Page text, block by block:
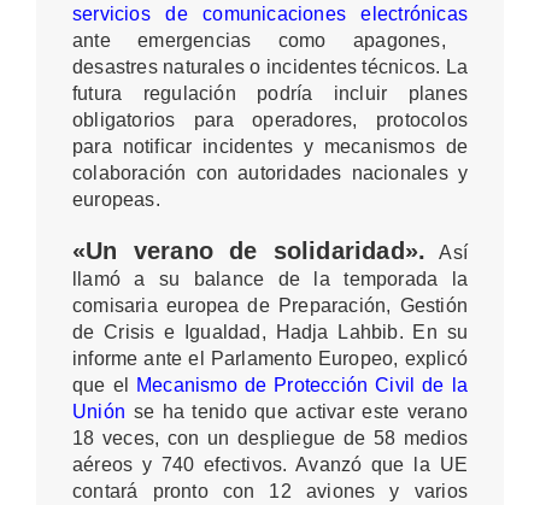
servicios de comunicaciones electrónicas
ante emergencias como apagones,
desastres naturales o incidentes técnicos. La
futura regulación podría incluir planes
obligatorios para operadores, protocolos
para notificar incidentes y mecanismos de
colaboración con autoridades nacionales y
europeas.
«Un verano de solidaridad».
Así
llamó a su balance de la temporada la
comisaria europea de Preparación, Gestión
de Crisis e Igualdad, Hadja Lahbib. En su
informe ante el Parlamento Europeo, explicó
que el
Mecanismo de Protección Civil de la
Unión se ha tenido que activar este verano
18 veces, con un despliegue de 58 medios
aéreos y 740 efectivos. Avanzó que la UE
contará pronto con 12 aviones y varios